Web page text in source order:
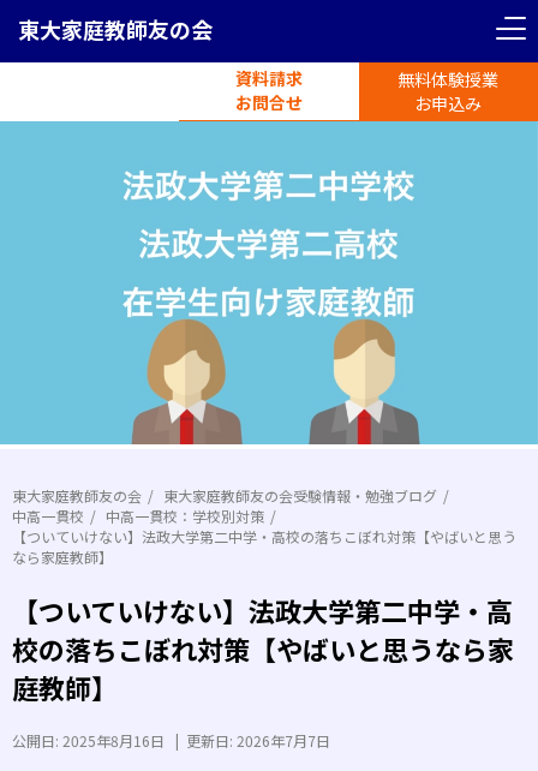
東大家庭教師友の会
資料請求
お問合せ
無料体験授業
お申込み
東大家庭教師友の会
東大家庭教師友の会受験情報・勉強ブログ
中高一貫校
中高一貫校：学校別対策
【ついていけない】法政大学第二中学・高校の落ちこぼれ対策【やばいと思う
なら家庭教師】
【ついていけない】法政大学第二中学・高
校の落ちこぼれ対策【やばいと思うなら家
庭教師】
公開日: 2025年8月16日 更新日: 2026年7月7日